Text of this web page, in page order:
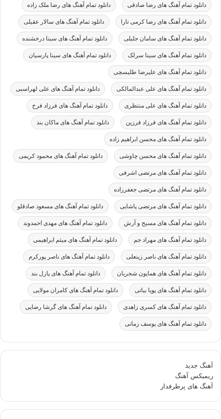
دانلود تمام آهنگ های رضا صادقی دانلود تمام آهنگ های رضا ملک زاده
دانلود تمام آهنگ های رضا کرمی تارا دانلود تمام آهنگ های سالار عقیلی
دانلود تمام آهنگ های سامان جلیلی دانلود تمام آهنگ های سینا درخشنده
دانلود تمام آهنگ های سینا سرلک دانلود تمام آهنگ های سینا پارسیان
دانلود تمام آهنگ های علیرضا طلیسچی
دانلود تمام آهنگ های علی عبدالمالکی دانلود تمام آهنگ های علی لهراسبی
دانلود تمام آهنگ های علی منتظری دانلود تمام آهنگ های فرزاد فرخ
دانلود تمام آهنگ های فرزاد فرزین دانلود تمام آهنگ های ماکان بند
دانلود تمام آهنگ های محسن ابراهیم زاده
دانلود تمام آهنگ های محسن چاوشی دانلود تمام آهنگ های محمود کریمی
دانلود تمام آهنگ های مرتضی اشرفی
دانلود تمام آهنگ های مرتضی جعفرزاده
دانلود تمام آهنگ های مرتضی پاشایی دانلود تمام آهنگ های مسعود صادقلو
دانلود تمام آهنگ های مسیح و آرش دانلود تمام آهنگ های مهدی احمدوند
دانلود تمام آهنگ های مهراد جم دانلود تمام آهنگ های میثم ابراهیمی
دانلود تمام آهنگ های ناصر زینعلی دانلود تمام آهنگ های ناصر پورکرم
دانلود تمام آهنگ های همایون شجریان دانلود تمام آهنگ های پازل بند
دانلود تمام آهنگ های پویا بیاتی دانلود تمام آهنگ های کامران مولایی
دانلود تمام آهنگ های کسری زاهدی دانلود تمام آهنگ های گرشا رضایی
دانلود تمام آهنگ های یوسف زمانی
آهنگ جدید
ریمیکس آهنگ
آهنگ های پرطرفدار